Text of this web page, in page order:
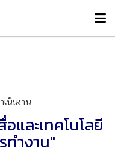
เนินงาน
และเทคโนโลยี
ทำงาน"